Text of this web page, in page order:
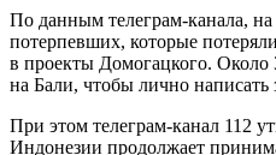
По данным телеграм-канала, на
потерпевших, которые
в проекты Домогацкого. Около
на Бали, чтобы лично написать
При этом телеграм-канал 112
Индонезии продолжает